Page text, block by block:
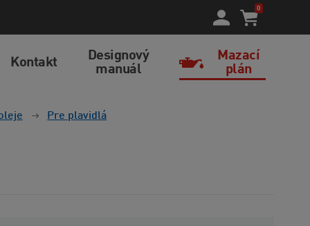
0
Kontakt
Designový
manuál
Mazací
plán
Pre plavidlá